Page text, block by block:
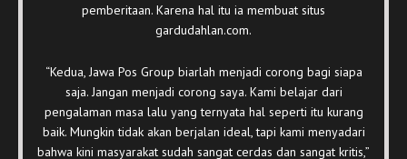
pemberitaan. Karena hal itu ia membuat situs
gardudahlan.com.
“Kedua, Jawa Pos Group biarlah menjadi corong bagi siapa
saja. Jangan menjadi corong saya. Kami belajar dari
pengalaman masa lalu yang ternyata hal seperti itu kurang
baik. Mungkin tidak akan berjalan ideal, tapi kami menyadari
bahwa kini masyarakat sudah sangat cerdas dan sangat kritis,”